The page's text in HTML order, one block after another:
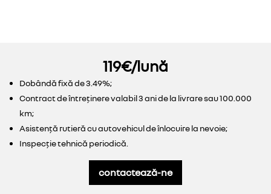
119€/lună
Dobândă fixă de 3.49%;
Contract de întreținere valabil 3 ani de la livrare sau 100.000
km;
Asistență rutieră cu autovehicul de înlocuire la nevoie;
Inspecție tehnică periodică.
contactează-ne